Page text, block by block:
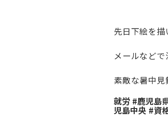
先日下絵を
メールなど
素敵な暑中見
就労 #鹿児島
児島中央 #資